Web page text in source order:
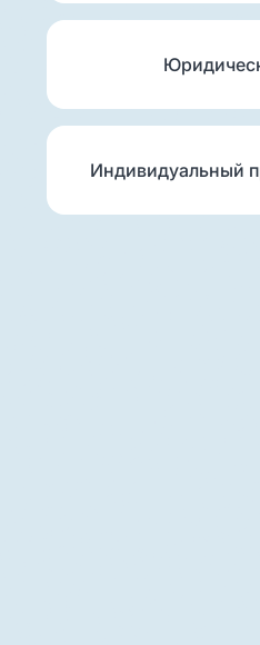
Индивидуальный